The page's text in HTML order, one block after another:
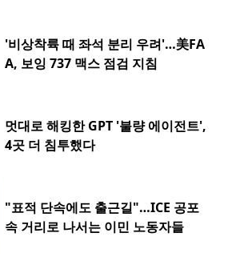
'비상착륙 때 좌석 분리 우려'…美FA
A, 보잉 737 맥스 점검 지침
멋대로 해킹한 GPT '불량 에이전트',
4곳 더 침투했다
"표적 단속에도 출근길"…ICE 공포
속 거리로 나서는 이민 노동자들